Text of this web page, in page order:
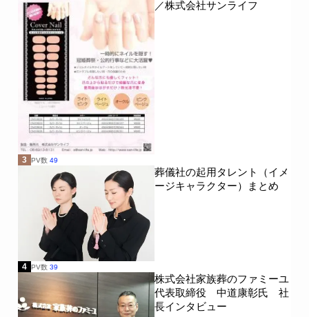
／株式会社サンライフ
3 PV数 49
葬儀社の起用タレント（イメ
ージキャラクター）まとめ
4 PV数 39
株式会社家族葬のファミーユ
代表取締役 中道康彰氏 社
長インタビュー